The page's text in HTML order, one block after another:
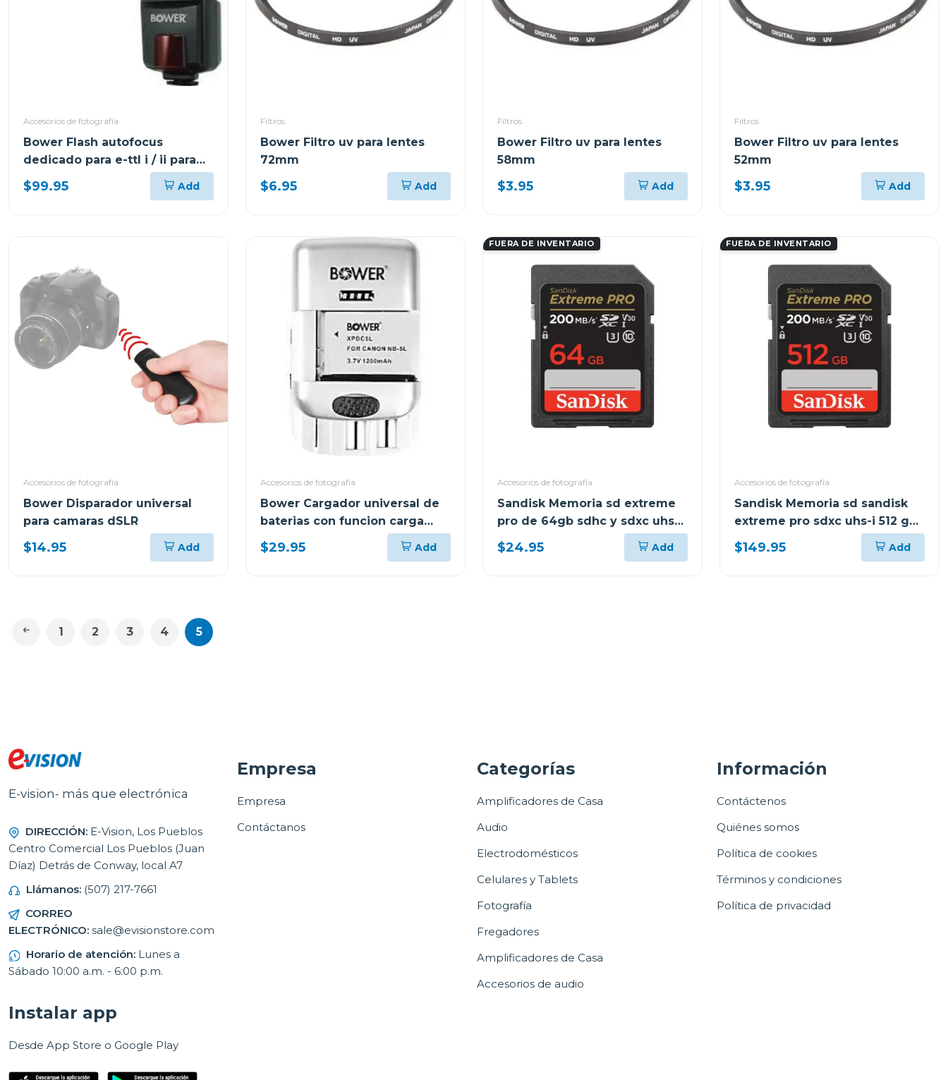
Accesorios de fotografía
Bower Flash autofocus
dedicado para e-ttl i / ii para
canon sdf926
$99.95 Add
Filtros
Bower Filtro uv para lentes
72mm
$6.95 Add
Filtros
Bower Filtro uv para lentes
58mm
$3.95 Add
Filtros
Bower Filtro uv para lentes
52mm
$3.95 Add
Accesorios de fotografía
Bower Disparador universal
para camaras dSLR
$14.95 Add
Accesorios de fotografía
Bower Cargador universal de
baterias con funcion carga
rapida
$29.95 Add
FUERA DE INVENTARIO
Accesorios de fotografía
Sandisk Memoria sd extreme
pro de 64gb sdhc y sdxc uhs-i
sdsdxxu064g
$24.95 Add
FUERA DE INVENTARIO
Accesorios de fotografía
Sandisk Memoria sd sandisk
extreme pro sdxc uhs-i 512 gb
200 mb/s sdsdxxd512
$149.95 Add
1 2 3 4 5
E-vision- más que electrónica
DIRECCIÓN: E-Vision, Los Pueblos
Centro Comercial Los Pueblos (Juan
Díaz) Detrás de Conway, local A7
Llámanos: (507) 217-7661
CORREO
ELECTRÓNICO: sale@evisionstore.com
Horario de atención: Lunes a
Sábado 10:00 a.m. - 6:00 p.m.
Empresa
Empresa
Contáctanos
Categorías
Amplificadores de Casa
Audio
Electrodomésticos
Celulares y Tablets
Fotografía
Fregadores
Amplificadores de Casa
Accesorios de audio
Información
Contáctenos
Quiénes somos
Política de cookies
Términos y condiciones
Política de privacidad
Instalar app
Desde App Store o Google Play